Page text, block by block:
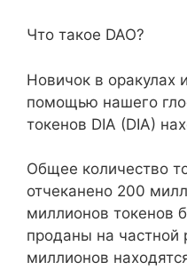
Что такое DAO?
Новичок в оракулах
помощью нашего
токенов DIA (DIA)
Общее количество
отчеканено 200
миллионов токенов
проданы на частной
миллионов